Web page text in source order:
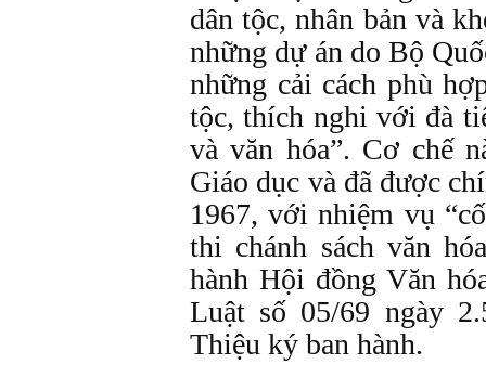
dân tộc, nhân bản và
những dự án do Bộ
những cải cách phù
tộc, thích nghi với đà
và văn hóa”. Cơ chế
Giáo dục và đã được
1967, với nhiệm vụ
thi chánh sách văn
hành Hội đồng Văn
Luật số 05/69 ngày
Thiệu ký ban hành.